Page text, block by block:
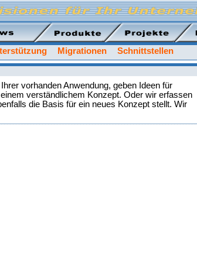
Migrationen Schnittstellen
vorhanden Anwendung, geben Ideen für
verständlichem Konzept. Oder wir erfassen
die Basis für ein neues Konzept stellt. Wir